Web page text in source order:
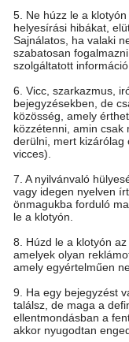
5. Ne húzz le a
helyesírási hibákat,
Sajnálatos, ha valaki
szabatosan
szolgáltatott
6. Vicc, szarkazmus,
bejegyzésekben, de
közösség, amely
közzétenni, amin csak
derülni, mert kizárólag
vicces).
7. A nyilvánvaló
vagy idegen nyelven
önmagukba forduló
le a klotyón.
8. Húzd le a klotyón
amelyek olyan
amely egyértelműen
9. Ha egy bejegyzést
találsz, de maga a
ellentmondásban a
akkor nyugodtan